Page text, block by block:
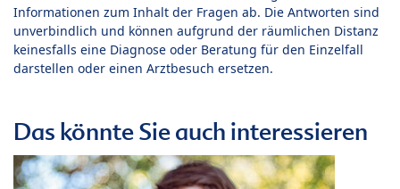
Informationen zum Inhalt der Fragen ab. Die Antworten sind
unverbindlich und können aufgrund der räumlichen Distanz
keinesfalls eine Diagnose oder Beratung für den Einzelfall
darstellen oder einen Arztbesuch ersetzen.
Das könnte Sie auch interessieren